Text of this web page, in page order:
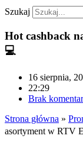
Szukaj
Hot cashback
💻
16 sierpnia,
22:29
Brak
Strona główna »
asortyment w RTV